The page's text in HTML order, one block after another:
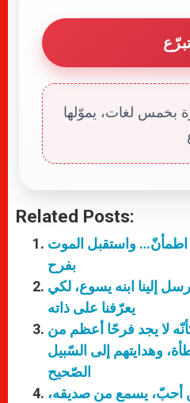
بخمس لغات، يموّلها
Related Posts:
اطمأنّ… واستقبل الموت
بفرح
إلينا ابنه يسوع، لكي
يعرّفنا على ذاته
لا يجد فرحًا أعظم من
وهدايتهم إلى السّبيل
الصّحيح
أحبّ، يسمع من صديقه،